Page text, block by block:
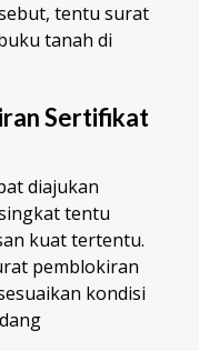
tentu surat
tanah di
Sertifikat
diajukan
tentu
kuat tertentu.
pemblokiran
kondisi